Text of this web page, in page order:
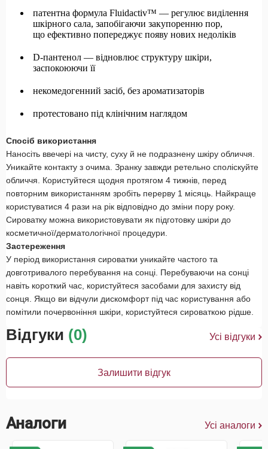
патентна формула Fluidactiv™ — регулює виділення
шкірного сала, запобігаючи закупоренню пор,
що ефективно попереджує появу нових недоліків
D-пантенол — відновлює структуру шкіри,
заспокоюючи її
некомедогенний засіб, без ароматизаторів
протестовано під клінічним наглядом
Спосіб використання
Наносіть ввечері на чисту, суху й не подразнену шкіру обличчя.
Уникайте контакту з очима. Зранку завжди ретельно споліскуйте
обличчя. Користуйтеся щодня протягом 4 тижнів, перед
повторним використанням зробіть перерву 1 місяць. Найкраще
користуватися 4 рази на рік відповідно до зміни пору року.
Сироватку можна використовувати як підготовку шкіри до
косметичної/дерматологічної процедури.
Застереження
У період використання сироватки уникайте частого та
довготривалого перебування на сонці. Перебуваючи на сонці
навіть короткий час, користуйтеся засобами для захисту від
сонця. Якщо ви відчули дискомфорт під час користування або
помітили почервоніння шкіри, користуйтеся сироваткою рідше.
Відгуки (0) Усі відгуки
Залишити відгук
Аналоги Усі аналоги